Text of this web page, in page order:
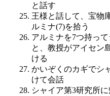
と話す
王様と話して、宝物
ルミナ(7)を拾う
アルミナを7つ持っ
と、教授がアイセン
ける
かいぞくのカギでシ
けて会話
シャイア第3研究所